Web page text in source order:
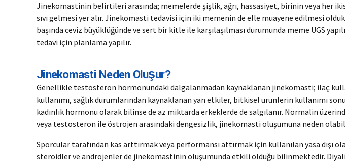
Jinekomastinin belirtileri arasında; memelerde şişlik, ağrı, hassasiyet, birinin veya her
sıvı gelmesi yer alır. Jinekomasti tedavisi için iki memenin de elle muayene edilmesi
başında ceviz büyüklüğünde ve sert bir kitle ile karşılaşılması durumunda meme UGS
tedavi için planlama yapılır.
Jinekomasti Neden Oluşur?
Genellikle testosteron hormonundaki dalgalanmadan kaynaklanan jinekomasti; ilaç
kullanımı, sağlık durumlarından kaynaklanan yan etkiler, bitkisel ürünlerin kullanımı
kadınlık hormonu olarak bilinse de az miktarda erkeklerde de salgılanır. Normalin
veya testosteron ile östrojen arasındaki dengesizlik, jinekomasti oluşumuna neden
Sporcular tarafından kas arttırmak veya performansı attırmak için kullanılan yasa dışı
steroidler ve androjenler de jinekomastinin oluşumunda etkili olduğu bilinmektedir.